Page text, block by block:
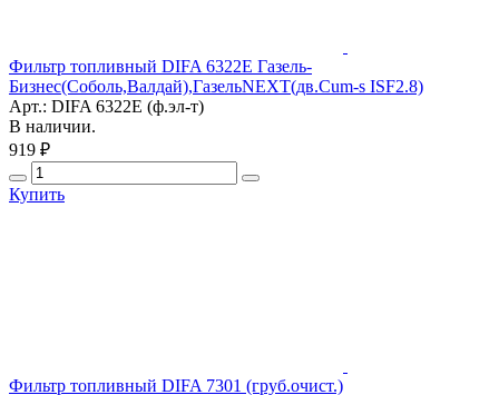
Фильтр топливный DIFA 6322Е Газель-
Бизнес(Соболь,Валдай),ГазельNEXT(дв.Cum-s ISF2.8)
Арт.: DIFA 6322Е (ф.эл-т)
В наличии.
919 ₽
Купить
Фильтр топливный DIFA 7301 (груб.очист.)